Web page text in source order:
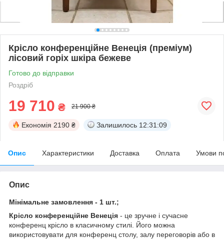
Крісло конференційне Венеція (преміум)
лісовий горіх шкіра бежеве
Готово до відправки
Роздріб
19 710 ₴ 21 900 ₴
Економія 2190 ₴ Залишилось 12:31:08
Опис Характеристики Доставка Оплата Умови
Опис
Мінімальне замовлення - 1 шт.;
Крісло конференційне Венеція - це зручне і сучасне
конференц крісло в класичному стилі. Його можна
використовувати для конференц столу, залу переговорів або в